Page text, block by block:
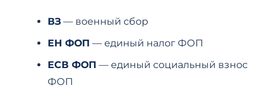
ВЗ — военный сбор
ЕН ФОП — единый налог ФОП
ЕСВ ФОП — единый социальный взнос
ФОП